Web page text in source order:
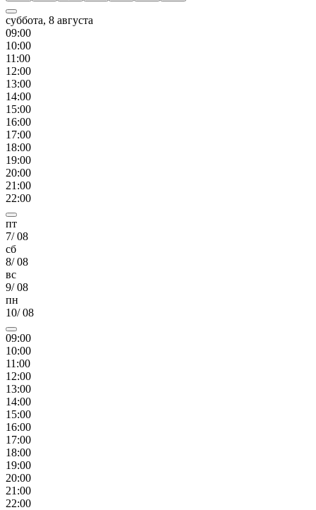
суббота, 8 августа
09:00
10:00
11 :00
12:00
13:00
14:00
15:00
16:00
17:00
18:00
19:00
20:00
21 :00
22:00
пт
7/08
сб
8/08
вс
9/08
пн
10/08
09:00
10:00
11 :00
12:00
13:00
14:00
15:00
16:00
17:00
18:00
19:00
20:00
21 :00
22:00